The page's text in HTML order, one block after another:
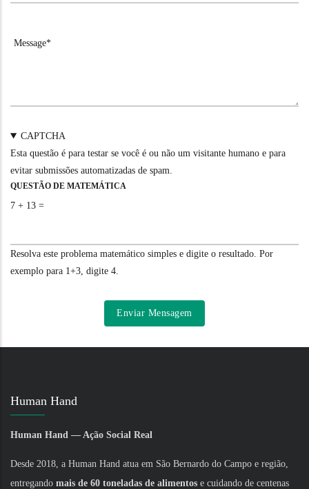
CAPTCHA
Esta questão é para testar se você é ou não um visitante humano e para
evitar submissões automatizadas de spam.
QUESTÃO DE MATEMÁTICA
7 + 13 =
Resolva este problema matemático simples e digite o resultado. Por
exemplo para 1+3, digite 4.
Human Hand
Human Hand — Ação Social Real
Desde 2018, a Human Hand atua em São Bernardo do Campo e região,
entregando mais de 60 toneladas de alimentos e cuidando de centenas